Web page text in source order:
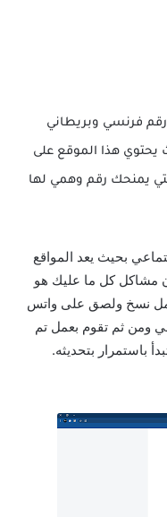
فرنسي وبريطاني
يحتوي هذا الموقع على
يمنحك رقم وهمي لها
بحيث يعد المواقع
مشاكل كل ما عليك هو
نسخ ولصق على واتس
ومن ثم تقوم بعمل تم
باستمرار بتحديثه.